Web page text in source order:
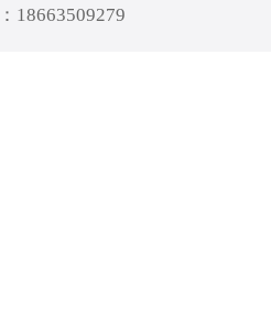
18663509279